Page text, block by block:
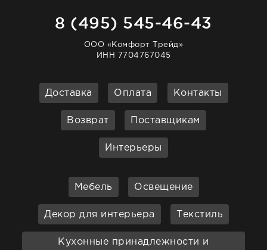
8 (495) 545-46-43
ООО «Комфорт Трейд»
ИНН 7704767045
Доставка Оплата Контакты
Возврат Поставщикам
Интерьеры
Мебель Освещение
Декор для интерьера Текстиль
Кухонные принадлежности и